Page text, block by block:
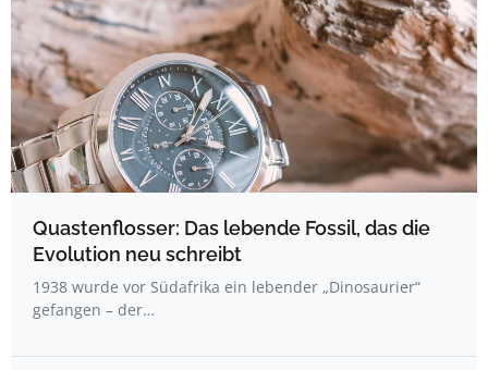
Quastenflosser: Das lebende Fossil, das die
Evolution neu schreibt
1938 wurde vor Südafrika ein lebender „Dinosaurier“
gefangen – der…